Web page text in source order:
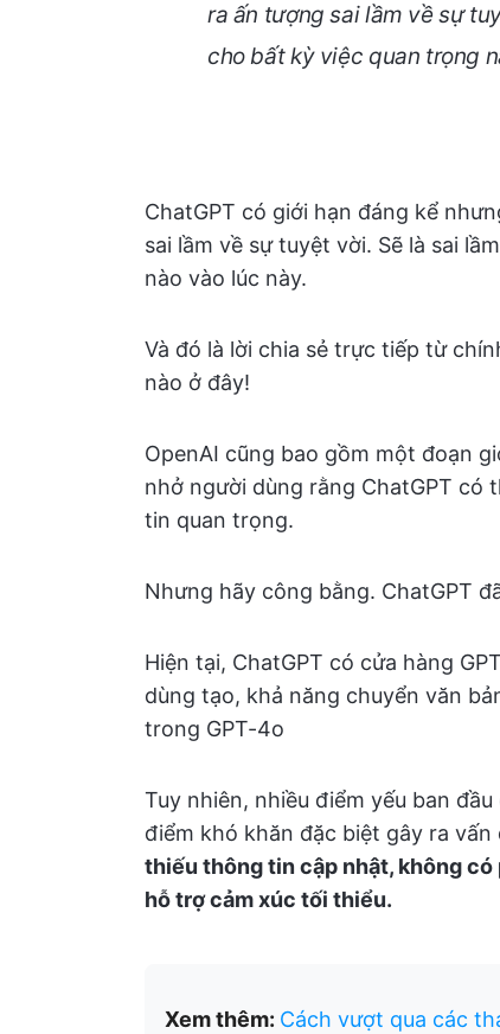
ra ấn tượng sai lầm về sự
cho bất kỳ việc quan trọng
ChatGPT có giới hạn đáng kể
sai lầm về sự tuyệt vời. Sẽ là sai
nào vào lúc này.
Và đó là lời chia sẻ trực tiếp từ
nào ở đây!
OpenAI cũng bao gồm một đoạn
nhở người dùng rằng ChatGPT có
tin quan trọng.
Nhưng hãy công bằng. ChatGPT
Hiện tại, ChatGPT có cửa hàng
dùng tạo, khả năng chuyển văn
trong GPT-4o
Tuy nhiên, nhiều điểm yếu ban
điểm khó khăn đặc biệt gây ra
thiếu thông tin cập nhật, không
hỗ trợ cảm xúc tối thiểu.
Xem thêm: Cách vượt qua các